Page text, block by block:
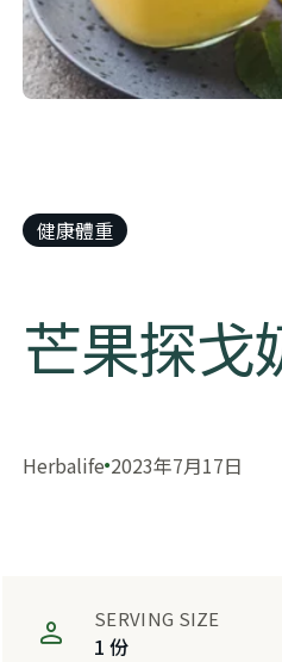
健康體重
芒果探戈
Herbalife 2023年7月17日
SERVING SIZE
1 份